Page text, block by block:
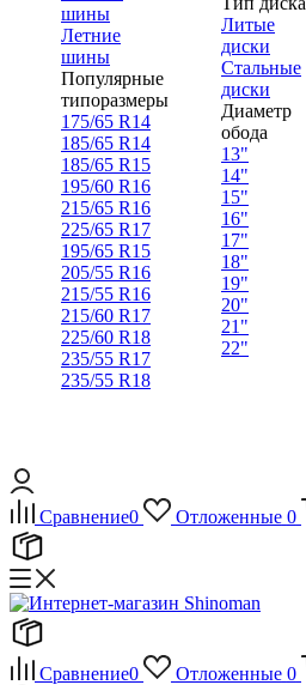
шины
Летние
шины
Популярные
типоразмеры
175/65 R14
185/65 R14
185/65 R15
195/60 R16
215/65 R16
225/65 R17
195/65 R15
205/55 R16
215/55 R16
215/60 R17
225/60 R18
235/55 R17
235/55 R18
Литые
диски
Стальные
диски
Диаметр
обода
13"
14"
15"
16"
17"
18"
19"
20"
21"
22"
Сравнение0 Отложенные 0
Сравнение0 Отложенные 0